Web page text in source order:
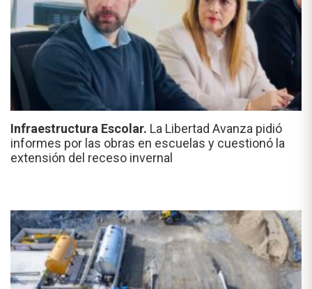
Infraestructura Escolar. La Libertad Avanza pidió
informes por las obras en escuelas y cuestionó la
extensión del receso invernal